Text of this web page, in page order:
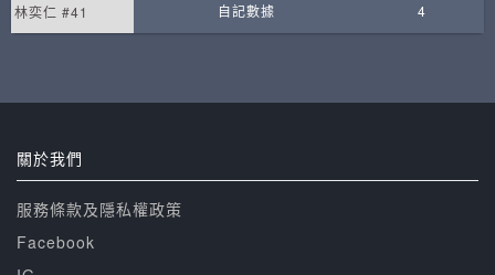
林奕仁 #41 自記數據 4
關於我們
服務條款及隱私權政策
Facebook